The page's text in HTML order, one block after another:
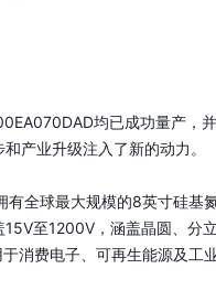
均已成功量产，
产业升级注入了新的动力。
全球最大规模的8英寸硅基
至1200V，涵盖晶圆、分
消费电子、可再生能源及工